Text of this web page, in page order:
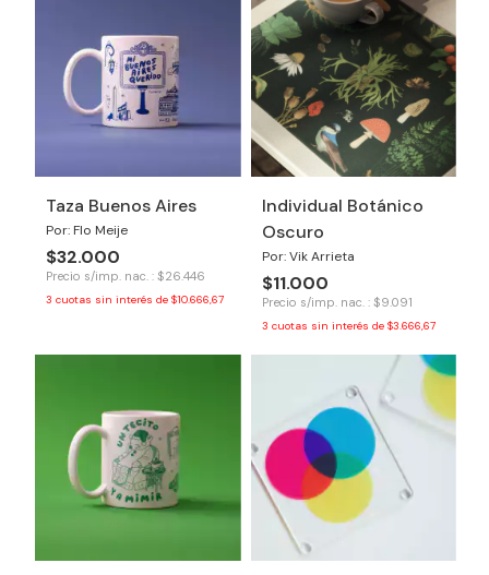
Taza Buenos Aires
Por: Flo Meije
$32.000
Precio s/imp. nac. : $26.446
3 cuotas sin interés de $10.666,67
Individual Botánico
Oscuro
Por: Vik Arrieta
$11.000
Precio s/imp. nac. : $9.091
3 cuotas sin interés de $3.666,67